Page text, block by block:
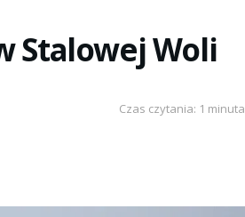
Stalowej Woli
Czas czytania: 1 minuta